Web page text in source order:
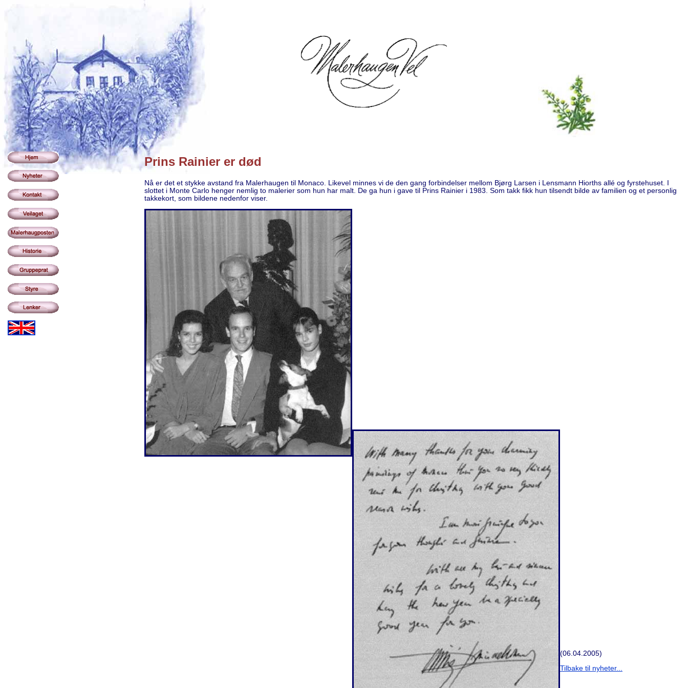
Prins Rainier er død
Nå er det et stykke avstand fra Malerhaugen til Monaco. Likevel minnes vi de den gang forbindelser mellom Bjørg Larsen i Lensmann Hiorths allé og fyrstehuset. I
slottet i Monte Carlo henger nemlig to malerier som hun har malt. De ga hun i gave til Prins Rainier i 1983. Som takk fikk hun tilsendt bilde av familien og et personlig
takkekort, som bildene nedenfor viser.
(06.04.2005)
Tilbake til nyheter...